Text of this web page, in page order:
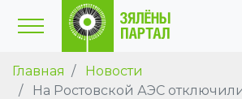
Главная
Новости
На Ростовской АЭС